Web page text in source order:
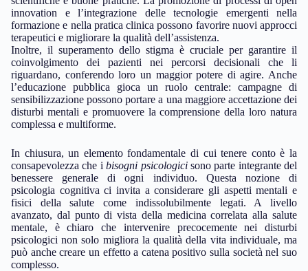
innovation e l’integrazione delle tecnologie emergenti nella
formazione e nella pratica clinica possono favorire nuovi approcci
terapeutici e migliorare la qualità dell’assistenza.
Inoltre, il superamento dello stigma è cruciale per garantire il
coinvolgimento dei pazienti nei percorsi decisionali che li
riguardano, conferendo loro un maggior potere di agire. Anche
l’educazione pubblica gioca un ruolo centrale: campagne di
sensibilizzazione possono portare a una maggiore accettazione dei
disturbi mentali e promuovere la comprensione della loro natura
complessa e multiforme.
In chiusura, un elemento fondamentale di cui tenere conto è la
consapevolezza che ibisogni psicologicisono parte integrante del
benessere generale di ogni individuo. Questa nozione di
psicologia cognitiva ci invita a considerare gli aspetti mentali e
fisici della salute come indissolubilmente legati. A livello
avanzato, dal punto di vista della medicina correlata alla salute
mentale, è chiaro che intervenire precocemente nei disturbi
psicologici non solo migliora la qualità della vita individuale, ma
può anche creare un effetto a catena positivo sulla società nel suo
complesso.